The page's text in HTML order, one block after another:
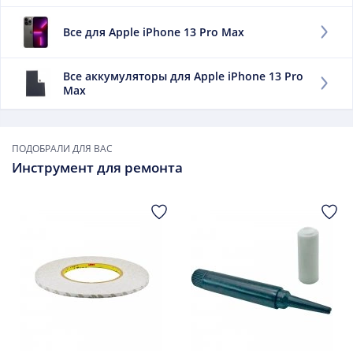
данный элемент, тем дольше работает мобильный
телефон без дозарядки. Данный товар высокого
качество (AAA)
Заменить данный элемент советуем, если:
он быстро выдыхается;
В дальнейшем использовать такой элемент опасно.
Все для Apple iPhone 13 Pro Max
Все аккумуляторы для Apple iPhone 13 Pro
Max
ПОДОБРАЛИ ДЛЯ ВАС
Инструмент для ремонта